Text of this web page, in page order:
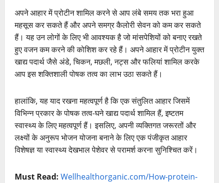
अपने आहार में प्रोटीन शामिल करने से आप लंबे समय तक भरा हुआ
महसूस कर सकते हैं और अपने समग्र कैलोरी सेवन को कम कर सकते
हैं। यह उन लोगों के लिए भी आवश्यक है जो मांसपेशियों को बनाए रखते
हुए वजन कम करने की कोशिश कर रहे हैं। अपने आहार में प्रोटीन युक्त
खाद्य पदार्थ जैसे अंडे, चिकन, मछली, नट्स और फलियां शामिल करके
आप इस शक्तिशाली पोषक तत्व का लाभ उठा सकते हैं।
हालांकि, यह याद रखना महत्वपूर्ण है कि एक संतुलित आहार जिसमें
विभिन्न प्रकार के पोषक तत्व-घने खाद्य पदार्थ शामिल हैं, इष्टतम
स्वास्थ्य के लिए महत्वपूर्ण हैं। इसलिए, अपनी व्यक्तिगत जरूरतों और
लक्ष्यों के अनुरूप भोजन योजना बनाने के लिए एक पंजीकृत आहार
विशेषज्ञ या स्वास्थ्य देखभाल पेशेवर से परामर्श करना सुनिश्चित करें।
Must Read: Wellhealthorganic.com/How-protein-